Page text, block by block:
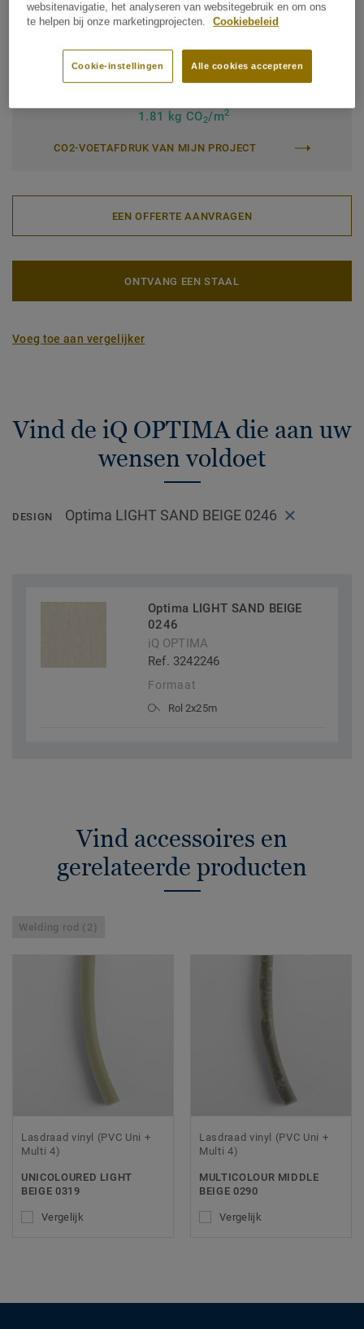
Oppervlaktebehandeling:New iQ PUR
1.81 kg CO2/m2
CO2-VOETAFDRUK VAN MIJN PROJECT
EEN OFFERTE AANVRAGEN
ONTVANG EEN STAAL
Voeg toe aan vergelijker
Vind de iQ OPTIMA die aan uw
wensen voldoet
DESIGN Optima LIGHT SAND BEIGE 0246
Optima LIGHT SAND BEIGE
0246
iQ OPTIMA
Ref. 3242246
Formaat
Rol 2x25m
Vind accessoires en
gerelateerde producten
Welding rod (2)
Lasdraad vinyl (PVC Uni +
Multi 4)
UNICOLOURED LIGHT
BEIGE 0319
Vergelijk
Lasdraad vinyl (PVC Uni +
Multi 4)
MULTICOLOUR MIDDLE
BEIGE 0290
Vergelijk
websitenavigatie, het analyseren van websitegebruik en om ons
te helpen bij onze marketingprojecten.
Cookiebeleid
Alle cookies accepteren
Cookie-instellingen